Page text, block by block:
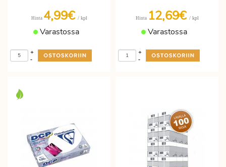
Hinta 4,99€ / kpl
Varastossa
-
+
Hinta 12,69€ / kpl
Varastossa
-
+